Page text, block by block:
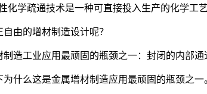
学疏通技术是一种可直接投入生产的化学工艺
由的增材制造设计呢？
造工业应用最顽固的瓶颈之一：封闭的内部通
什么这是金属增材制造应用最顽固的瓶颈之一